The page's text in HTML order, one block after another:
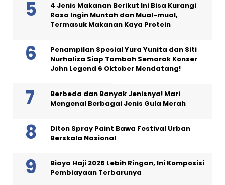
4 Jenis Makanan Berikut Ini Bisa Kurangi
Rasa Ingin Muntah dan Mual-mual,
Termasuk Makanan Kaya Protein
Penampilan Spesial Yura Yunita dan Siti
Nurhaliza Siap Tambah Semarak Konser
John Legend 6 Oktober Mendatang!
Berbeda dan Banyak Jenisnya! Mari
Mengenal Berbagai Jenis Gula Merah
Diton Spray Paint Bawa Festival Urban
Berskala Nasional
Biaya Haji 2026 Lebih Ringan, Ini Komposisi
Pembiayaan Terbarunya